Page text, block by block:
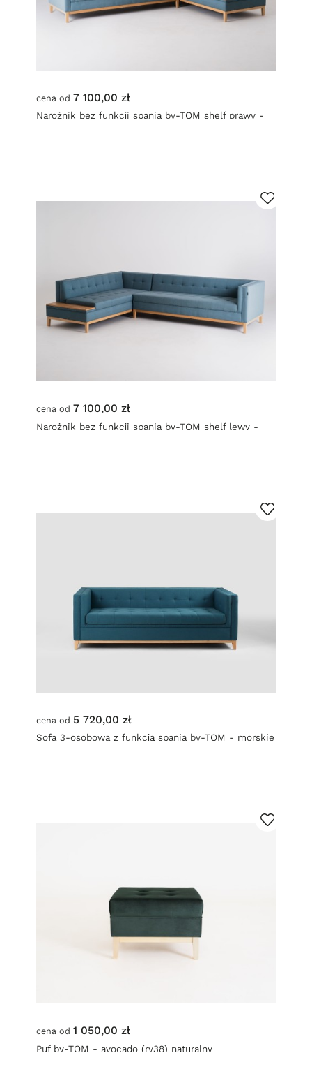
cena od 7 100,00 zł
Narożnik bez funkcji spania by-TOM shelf prawy -
cena od 7 100,00 zł
Narożnik bez funkcji spania by-TOM shelf lewy -
cena od 5 720,00 zł
Sofa 3-osobowa z funkcją spania by-TOM - morskie
cena od 1 050,00 zł
Puf by-TOM - avocado (rv38) naturalny